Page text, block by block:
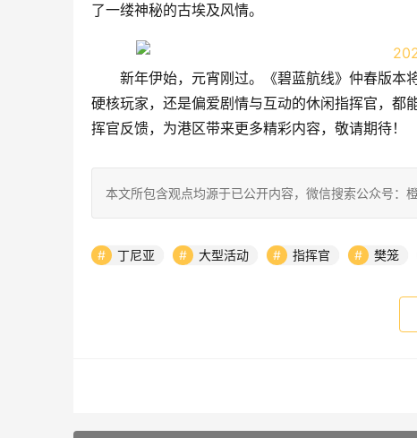
了一缕神秘的古埃及风情。
新年伊始，元宵刚过。《碧蓝航线》仲春版本
硬核玩家，还是偏爱剧情与互动的休闲指挥官，都
挥官反馈，为港区带来更多精彩内容，敬请期待！
本文所包含观点均源于已公开内容，微信搜索公众号：
丁尼亚 大型活动 指挥官 樊笼